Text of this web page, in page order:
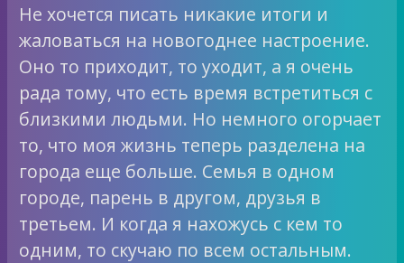
Не хочется писать никакие итоги и
жаловаться на новогоднее настроение.
Оно то приходит, то уходит, а я очень
рада тому, что есть время встретиться с
близкими людьми. Но немного огорчает
то, что моя жизнь теперь разделена на
города еще больше. Семья в одном
городе, парень в другом, друзья в
третьем. И когда я нахожусь с кем то
одним, то скучаю по всем остальным.